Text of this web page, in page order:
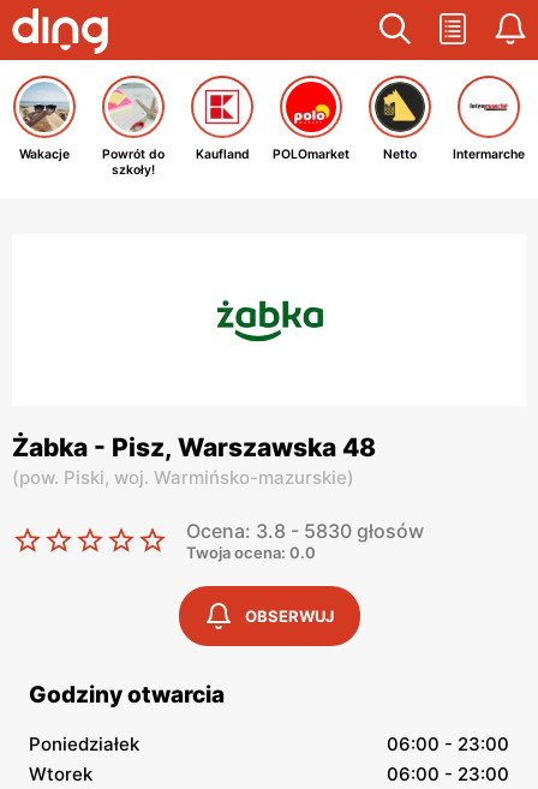
Wakacje
Powrót do
szkoły!
Kaufland POLOmarket Netto Intermarche
Żabka - Pisz, Warszawska 48
(pow. Piski, woj. Warmińsko-mazurskie)
Ocena: 3.8 - 5830 głosów
Twoja ocena: 0.0
OBSERWUJ
Godziny otwarcia
Poniedziałek
06:00 - 23:00
Wtorek
06:00 - 23:00